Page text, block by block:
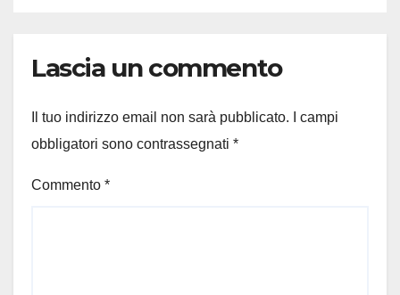
Lascia un commento
Il tuo indirizzo email non sarà pubblicato.
I campi
obbligatori sono contrassegnati *
Commento *